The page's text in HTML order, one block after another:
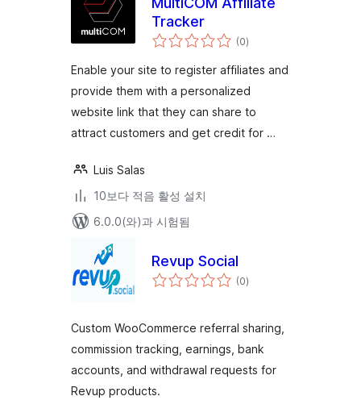
Tracker
(0전
체
점
)
Enable your site to register affiliates and
provide them with a personalized
website link that they can share to
attract customers and get credit for …
Luis Salas
10보다 적음 활성 설치
6.0.0(와)과 시험됨
Revup Social
(0전
체)
Custom WooCommerce referral sharing,
commission tracking, earnings, bank
accounts, and withdrawal requests for
Revup products.